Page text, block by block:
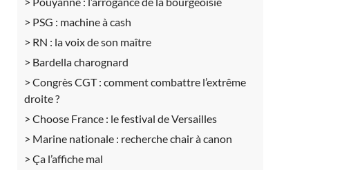
PSG : machine à cash
RN : la voix de son maître
Bardella charognard
Congrès CGT : comment combattre l’extrême
droite ?
Choose France : le festival de Versailles
Marine nationale : recherche chair à canon
Ça l’affiche mal